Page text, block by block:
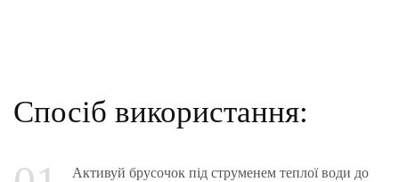
Спосіб використання:
Активуй брусочок під струменем теплої води до